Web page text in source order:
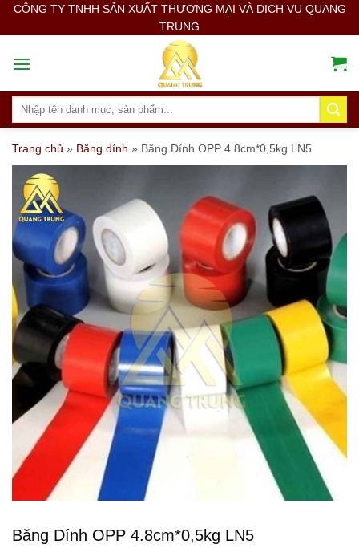
SkipCÔNG TY TNHH SẢN XUẤT THƯƠNG MẠI VÀ DỊCH VỤ QUANG
TRUNG
Search
Trang chủ » Băng dính » Băng Dính OPP 4.8cm*0,5kg LN5
Băng Dính OPP 4.8cm*0,5kg LN5